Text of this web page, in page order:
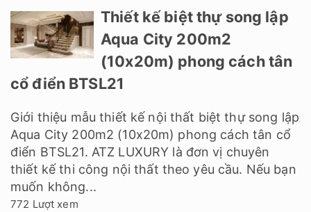
Thiết kế biệt thự song lập
Aqua City 200m2
(10x20m) phong cách tân
cổ điển BTSL21
Giới thiệu mẫu thiết kế nội thất biệt thự song lập
Aqua City 200m2 (10x20m) phong cách tân cổ
điển BTSL21. ATZ LUXURY là đơn vị chuyên
thiết kế thi công nội thất theo yêu cầu. Nếu bạn
muốn không...
772 Lượt xem